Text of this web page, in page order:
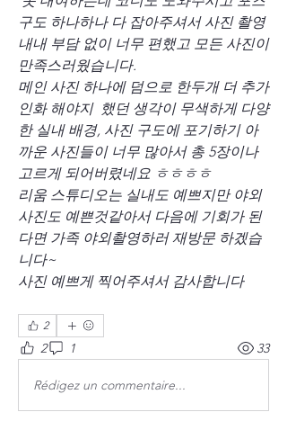
구도 하나하나 다 잡아주셔서 사진 촬영
내내 부담 없이 너무 편했고 모든 사진이
만족스러웠습니다.
메인 사진 하나에 덤으로 한두개 더 추가
인화 해야지  했던 생각이 무색하게 다양
한 실내 배경, 사진 구도에 포기하기 아
까운 사진들이 너무 많아서 총 5장이나
고르게 되어버렸네요 ㅎㅎㅎㅎ
리움 스튜디오는 실내도 예쁘지만 야외
사진도 예쁜것같아서 다음에 기회가 된
다면 가족 야외촬영하러 재방문 하겠습
니다~
사진 예쁘게 찍어주셔서 감사합니다
2
2 1 33
Rédigez un commentaire...